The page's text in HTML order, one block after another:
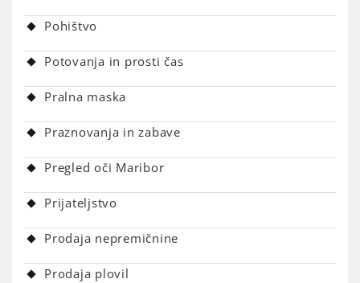
Pohištvo
Potovanja in prosti čas
Pralna maska
Praznovanja in zabave
Pregled oči Maribor
Prijateljstvo
Prodaja nepremičnine
Prodaja plovil